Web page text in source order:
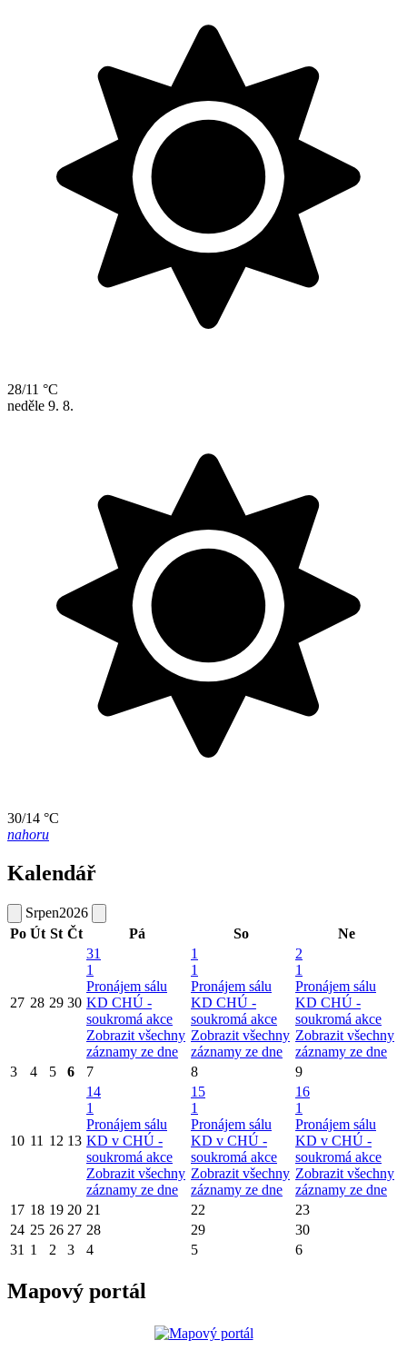
28/11 °C
neděle 9. 8.
30/14 °C
nahoru
Kalendář
Srpen2026
Po Út St Čt Pá So Ne
27 28 29 30
31
1
Pronájem sálu
KD CHÚ -
soukromá akce
Zobrazit všechny
záznamy ze dne
1
1
Pronájem sálu
KD CHÚ -
soukromá akce
Zobrazit všechny
záznamy ze dne
2
1
Pronájem sálu
KD CHÚ -
soukromá akce
Zobrazit všechny
záznamy ze dne
3
4 5 6 7 8 9
10 11 12 13
14
1
Pronájem sálu
KD v CHÚ -
soukromá akce
Zobrazit všechny
záznamy ze dne
15
1
Pronájem sálu
KD v CHÚ -
soukromá akce
Zobrazit všechny
záznamy ze dne
16
1
Pronájem sálu
KD v CHÚ -
soukromá akce
Zobrazit všechny
záznamy ze dne
17 18 19 20 21 22
23
24 25 26 27 28 29
30
31 1 2 3 4 5 6
Mapový portál